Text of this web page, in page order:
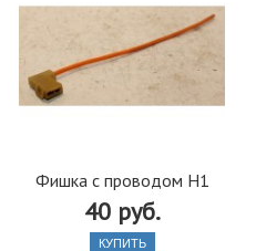
Фишка с проводом Н1
40 руб.
КУПИТЬ